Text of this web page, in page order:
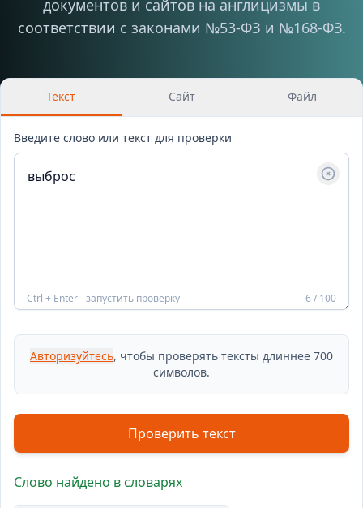
документов и сайтов на англицизмы в
соответствии с законами №53-ФЗ и №168-ФЗ.
Текст Сайт Файл
Введите слово или текст для проверки
Ctrl + Enter - запустить проверку 6 / 100
Авторизуйтесь, чтобы проверять тексты длиннее 700
символов.
Проверить текст
Слово найдено в словарях